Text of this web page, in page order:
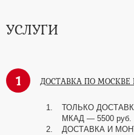
УСЛУГИ
1 ДОСТАВКА ПО
ТОЛЬКО
МКАД — 5500 руб.
ДОСТАВКА И